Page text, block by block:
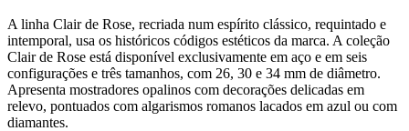
A linha Clair de Rose, recriada num espírito clássico, requintado e
intemporal, usa os históricos códigos estéticos da marca. A coleção
Clair de Rose está disponível exclusivamente em aço e em seis
configurações e três tamanhos, com 26, 30 e 34 mm de diâmetro.
Apresenta mostradores opalinos com decorações delicadas em
relevo, pontuados com algarismos romanos lacados em azul ou com
diamantes.